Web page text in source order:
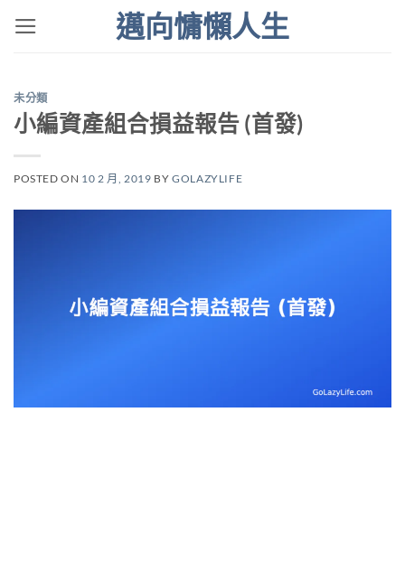
邁向慵懶人生
未分類
小編資產組合損益報告 (首發)
POSTED ON 10 2 月, 2019 BYGOLAZYLIFE